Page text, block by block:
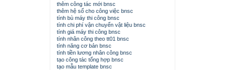
thêm công tác mới bnsc
thêm hệ số cho công việc bnsc
tính bù máy thi công bnsc
tính chi phí vận chuyển vật liệu bnsc
tính giá máy thi công bnsc
tính nhân công theo tt01 bnsc
tính năng cơ bản bnsc
tính tiền lương nhân công bnsc
tạo công tác tổng hợp bnsc
tạo mẫu template bnsc